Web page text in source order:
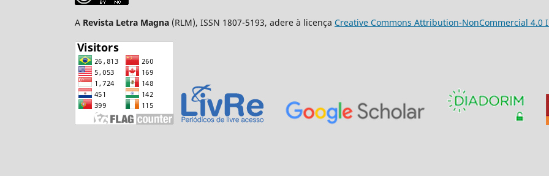
A Revista Letra Magna (RLM), ISSN 1807-5193, adere à licença Creative Commons Attribution-NonCommercial 4.0